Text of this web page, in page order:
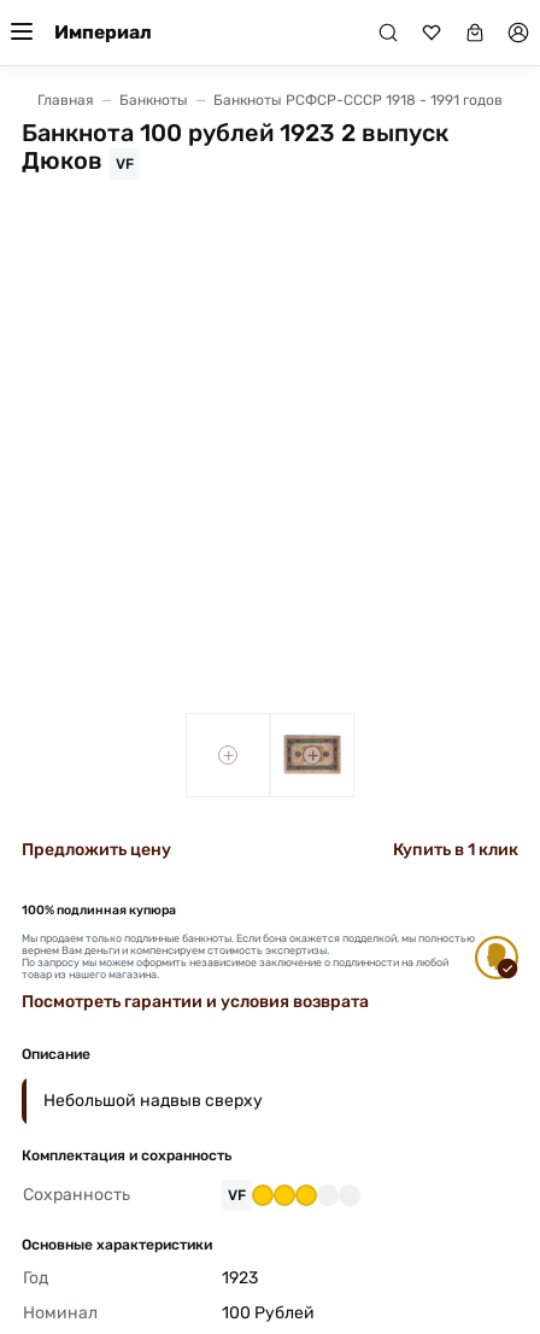
Империал
Главная Банкноты Банкноты РСФСР-СССР 1918 - 1991 годов
Банкнота 100 рублей 1923 2 выпуск
Дюков
VF
+ +
Предложить цену Купить в 1 клик
100% подлинная купюра
Мы продаем только подлинные банкноты. Если бона окажется подделкой, мы полностью
вернем Вам деньги и компенсируем стоимость экспертизы.
По запросу мы можем оформить независимое заключение о подлинности на любой
товар из нашего магазина.
Посмотреть гарантии и условия возврата
Описание
Небольшой надвыв сверху
Комплектация и сохранность
Сохранность VF
Основные характеристики
Год
1923
Номинал
100 Рублей